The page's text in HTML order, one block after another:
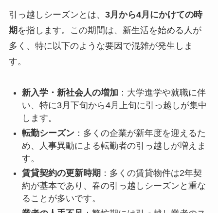
引っ越しシーズンとは、 3月から4月にかけての時
期 を指します。この期間は、新生活を始める人が
多く、特に以下のような要因で混雑が発生しま
す。
新入学・新社会人の増加 ：大学進学や就職に伴
い、特に3月下旬から4月上旬に引っ越しが集中
します。
転勤シーズン：多くの企業が新年度を迎えるた
め、人事異動による転勤者の引っ越しが増えま
す。
賃貸契約の更新時期 ：多くの賃貸物件は2年契
約が基本であり、春の引っ越しシーズンと重な
ることが多いです。